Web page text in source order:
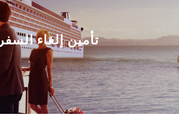
تأمين إلغاء السفر